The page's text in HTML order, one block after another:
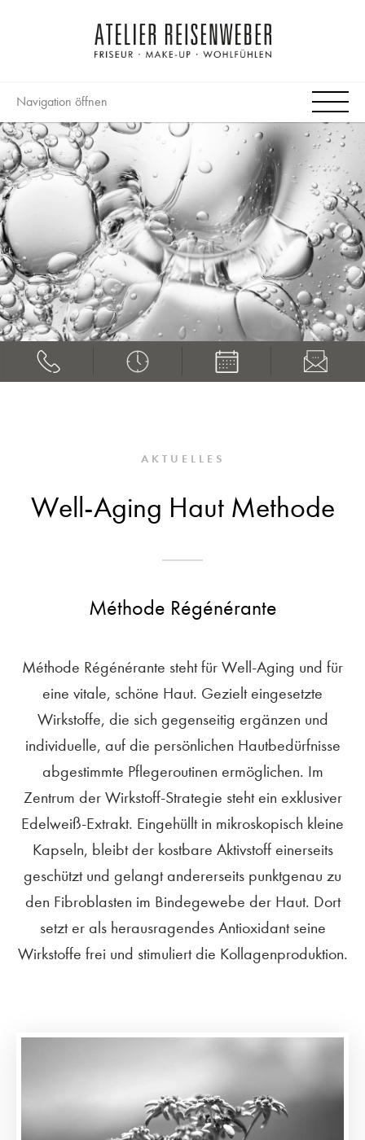
Navigation öffnen
AKTUELLES
Well-Aging Haut Methode
Méthode Régénérante
Méthode Régénérante steht für Well-Aging und für
eine vitale, schöne Haut. Gezielt eingesetzte
Wirkstoffe, die sich gegenseitig ergänzen und
individuelle, auf die persönlichen Hautbedürfnisse
abgestimmte Pflegeroutinen ermöglichen. Im
Zentrum der Wirkstoff-Strategie steht ein exklusiver
Edelweiß-Extrakt. Eingehüllt in mikroskopisch kleine
Kapseln, bleibt der kostbare Aktivstoff einerseits
geschützt und gelangt andererseits punktgenau zu
den Fibroblasten im Bindegewebe der Haut. Dort
setzt er als herausragendes Antioxidant seine
Wirkstoffe frei und stimuliert die Kollagenproduktion.